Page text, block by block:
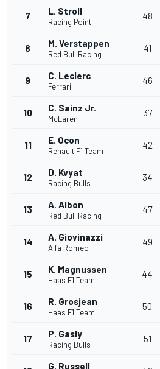
7 L. Stroll
Racing Point
48
8 M. Verstappen
Red Bull Racing
41
9 C. Leclerc
Ferrari
46
10 C. Sainz Jr.
McLaren
37
11 E. Ocon
Renault F1 Team
42
12 D. Kvyat
Racing Bulls
34
13 A. Albon
Red Bull Racing
47
14 A. Giovinazzi
Alfa Romeo
49
15 K. Magnussen
Haas F1 Team
44
16 R. Grosjean
Haas F1 Team
50
17 P. Gasly
Racing Bulls
51
G. Russell